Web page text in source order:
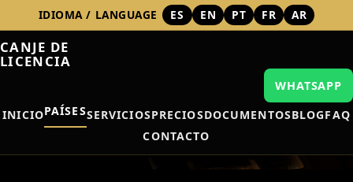
IDIOMA / LANGUAGE ES EN PT FR AR
CANJE DE
LICENCIA
INICIOPAÍSESSERVICIOSPRECIOSDOCUMENTOSBLOGFAQ
CONTACTO
WHATSAPP